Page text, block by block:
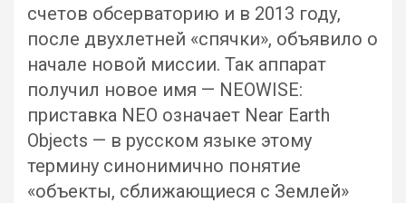
счетов обсерваторию и в 2013 году,
после двухлетней «спячки», объявило о
начале новой миссии. Так аппарат
получил новое имя — NEOWISE:
приставка NEO означает Near Earth
Objects — в русском языке этому
термину синонимично понятие
«объекты, сближающиеся с Землей»